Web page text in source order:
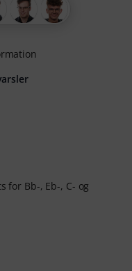
for Bb-, Eb-, C- og